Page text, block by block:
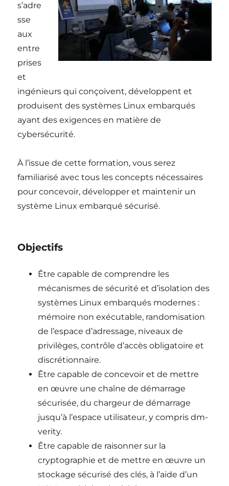
s’adre
sse
aux
entre
prises
et
ingénieurs qui conçoivent, développent et
produisent des systèmes Linux embarqués
ayant des exigences en matière de
cybersécurité.
À l’issue de cette formation, vous serez
familiarisé avec tous les concepts nécessaires
pour concevoir, développer et maintenir un
système Linux embarqué sécurisé.
Objectifs
Être capable de comprendre les
mécanismes de sécurité et d’isolation des
systèmes Linux embarqués modernes :
mémoire non exécutable, randomisation
de l’espace d’adressage, niveaux de
privilèges, contrôle d’accès obligatoire et
discrétionnaire.
Être capable de concevoir et de mettre
en œuvre une chaîne de démarrage
sécurisée, du chargeur de démarrage
jusqu’à l’espace utilisateur, y compris dm-
verity.
Être capable de raisonner sur la
cryptographie et de mettre en œuvre un
stockage sécurisé des clés, à l’aide d’un